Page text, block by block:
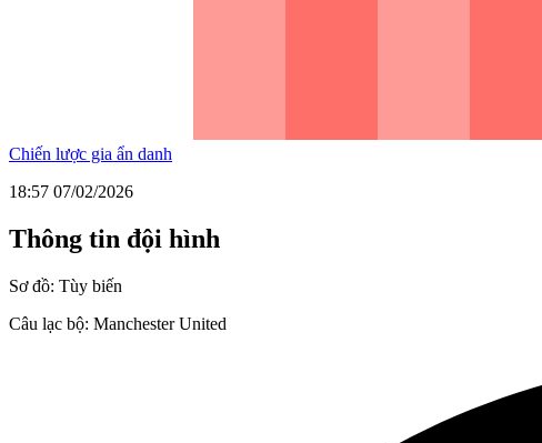
Chiến lược gia ẩn danh
18:57 07/02/2026
Thông tin đội hình
Sơ đồ: Tùy biến
Câu lạc bộ: Manchester United